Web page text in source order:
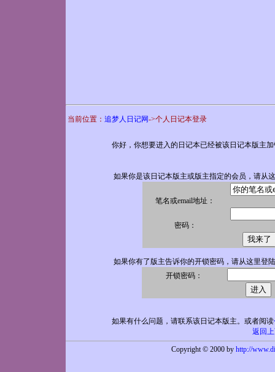
当前位置： 追梦人日记网->个人日记本登录
你好，你想要进入的日记本已经被该日记本版主
如果你是该日记本版主或版主指定的会员，请从
笔名或email地址：
密码：
如果你有了版主告诉你的开锁密码，请从这里登
开锁密码：
如果有什么问题，请联系该日记本版主。或者阅读
返回
Copyright © 2000 by http://